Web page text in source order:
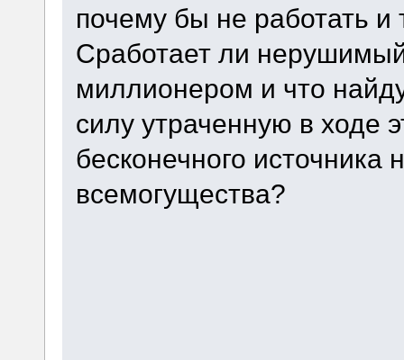
почему бы не работать и
Сработает ли
миллионером и что
силу утраченную в ходе
бесконечного
всемогущества?